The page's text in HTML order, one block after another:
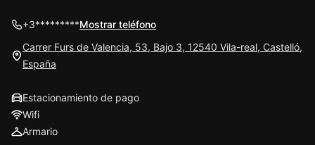
+3*********Mostrar teléfono
Carrer Furs de Valencia, 53, Bajo 3, 12540 Vila-real, Castelló,
España
Estacionamiento de pago
Wifi
Armario